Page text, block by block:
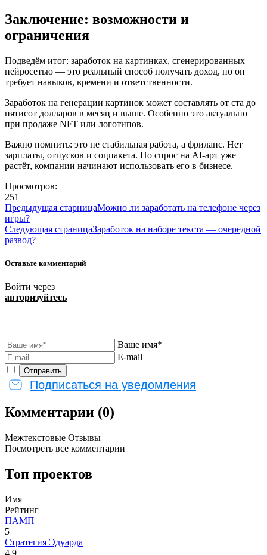
Заключение: возможности и
ограничения
Подведём итог: заработок на картинках, сгенерированных
нейросетью — это реальный способ получать доход, но он
требует навыков, времени и ответственности.
Заработок на генерации картинок может составлять от ста до
пятисот долларов в месяц и выше. Особенно это актуально
при продаже NFT или логотипов.
Важно помнить: это не стабильная работа, а фриланс. Нет
зарплаты, отпусков и соцпакета. Но спрос на AI-арт уже
растёт, компании начинают использовать его в бизнесе.
Просмотров:
251
Предыдущая старницаМожно ли заработать на телефоне через
игры?
Следующая страницаЗаработок на наборе текста — очередной
развод?
Оставьте комментарий
Войти через
авторизуйтесь
Ваше имя*
E-mail
Подписаться на уведомления
Комментарии (0)
Межтекстовые Отзывы
Посмотреть все комментарии
Топ проектов
Имя
Рейтинг
ПАМП
5
Стратегия Эдуарда
4.9